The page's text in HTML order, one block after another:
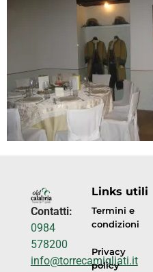
Contatti:
0984
578200
info@torrecamigliati.it
Links utili
Termini e
condizioni
Privacy
policy